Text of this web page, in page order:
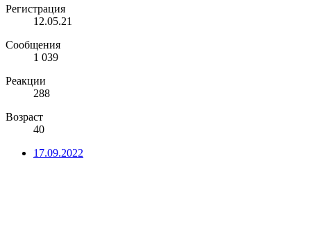
Регистрация
12.05.21
Сообщения
1 039
Реакции
288
Возраст
40
17.09.2022